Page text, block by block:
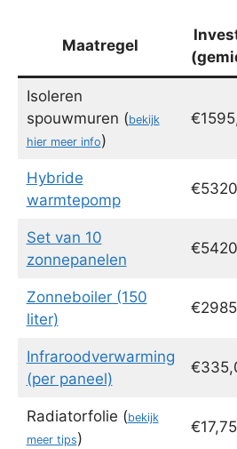
Maatregel
Isoleren
spouwmuren (bekijk
hier meer info)
Hybride
warmtepomp
Set van 10
zonnepanelen
Zonneboiler (150
liter)
Infraroodverwarming
(per paneel)
Radiatorfolie (bekijk
meer tips)
€17,75